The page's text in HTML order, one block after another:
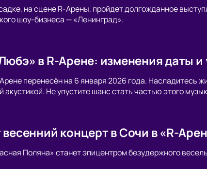
на сцене R-Арены, пройдет долгожданное
шоу-бизнеса — «Ленинград».
в R-Арене: изменения даты
перенесён на 6 января 2026 года. Насладитесь
акустикой. Не упустите шанс стать частью этого
концерт в Сочи в «R-
Поляна» станет эпицентром безудержного